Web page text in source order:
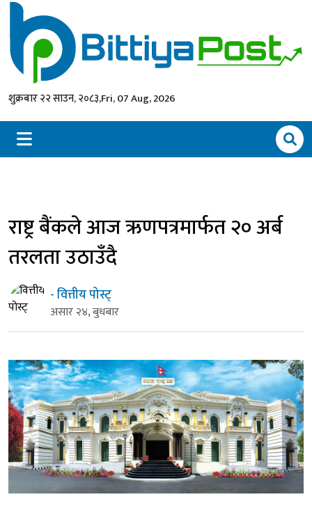
शुक्रबार २२ साउन, २०८३,Fri, 07 Aug, 2026
राष्ट्र बैंकले आज ऋणपत्रमार्फत २० अर्ब
तरलता उठाउँदै
- वित्तीय पोस्ट्
असार २४, बुधबार